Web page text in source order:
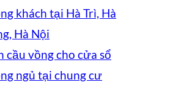
khách tại Hà Trì, Hà
Hà Nội
cầu vồng cho cửa sổ
ngủ tại chung cư